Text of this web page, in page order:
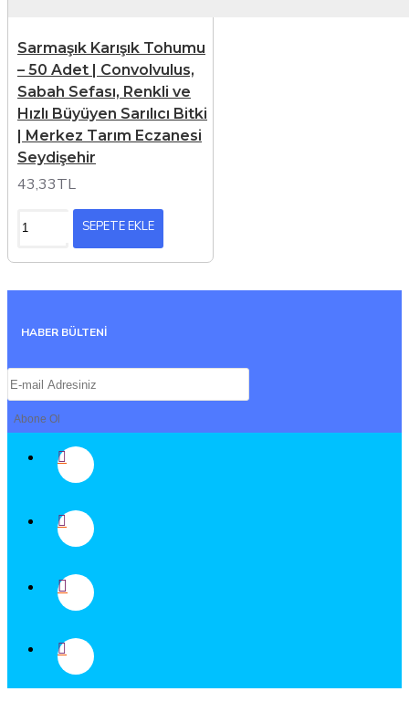
Sarmaşık Karışık Tohumu
– 50 Adet | Convolvulus,
Sabah Sefası, Renkli ve
Hızlı Büyüyen Sarılıcı Bitki
| Merkez Tarım Eczanesi
Seydişehir
43,33TL
SEPETE EKLE
HABER BÜLTENİ
Abone Ol